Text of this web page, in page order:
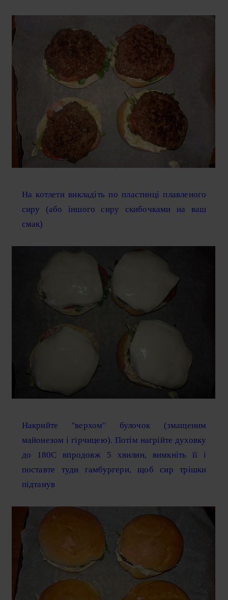
На котлети викладіть по пластинці плавленого
сиру (або іншого сиру скибочками на ваш
смак)
Накрийте ''верхом'' булочок (змащеним
майонезом і гірчицею). Потім нагрійте духовку
до 180С впродовж 5 хвилин, вимкніть її і
поставте туди гамбургери, щоб сир трішки
підтанув